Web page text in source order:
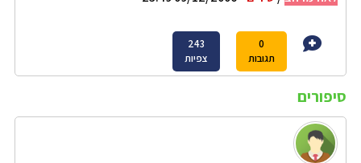
0
תגובות
243
צפיות
סיפורים